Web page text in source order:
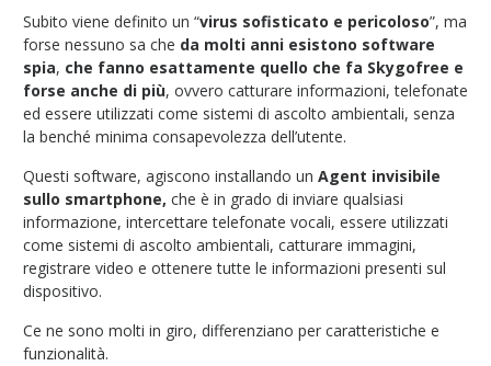
Subito viene definito un “virus sofisticato e pericoloso”, ma
forse nessuno sa che da molti anni esistono software
spia, che fanno esattamente quello che fa Skygofree e
forse anche di più, ovvero catturare informazioni, telefonate
ed essere utilizzati come sistemi di ascolto ambientali, senza
la benché minima consapevolezza dell’utente.
Questi software, agiscono installando un Agent invisibile
sullo smartphone, che è in grado di inviare qualsiasi
informazione, intercettare telefonate vocali, essere utilizzati
come sistemi di ascolto ambientali, catturare immagini,
registrare video e ottenere tutte le informazioni presenti sul
dispositivo.
Ce ne sono molti in giro, differenziano per caratteristiche e
funzionalità.